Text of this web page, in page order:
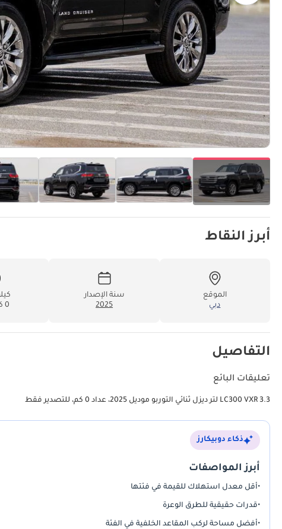
أبرز النقاط
الموقع
دبي
سنة الإصدار
2025
0 كيلومتر
التفاصيل
تعليقات البائع
LC300 VXR 3.3 لتر ديزل ثنائي التوربو موديل 2025، عداد 0 كم، للتصدير فقط
ذكاء دوبيكارز
أبرز المواصفات
•أقل معدل استهلاك للقيمة في فئتها
•قدرات حقيقية للطرق الوعرة
•أفضل مساحة لركب المقاعد الخلفية في الفئة